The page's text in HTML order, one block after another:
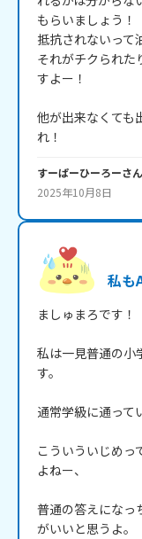
もらいましょう！
抵抗されないって
それがチクられた
すよー！
他が出来なくても
れ！
すーぱーひーろーさん
2025年10月8日
私も
ましゅまろです！
私は一見普通の小
す。
通常学級に通って
こういういじめっ
よねー、
普通の答えになっ
がいいと思うよ。